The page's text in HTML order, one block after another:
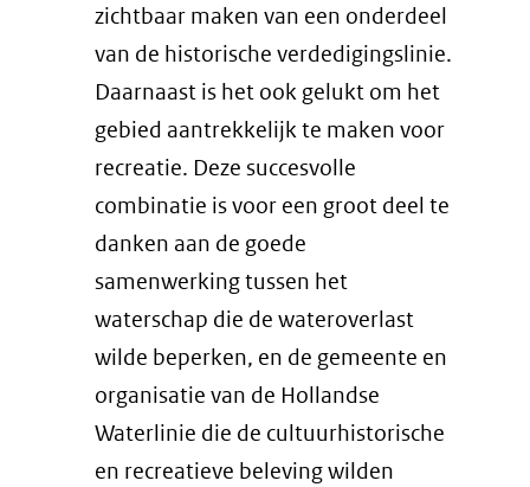
zichtbaar maken van een onderdeel
van de historische verdedigingslinie.
Daarnaast is het ook gelukt om het
gebied aantrekkelijk te maken voor
recreatie. Deze succesvolle
combinatie is voor een groot deel te
danken aan de goede
samenwerking tussen het
waterschap die de wateroverlast
wilde beperken, en de gemeente en
organisatie van de Hollandse
Waterlinie die de cultuurhistorische
en recreatieve beleving wilden